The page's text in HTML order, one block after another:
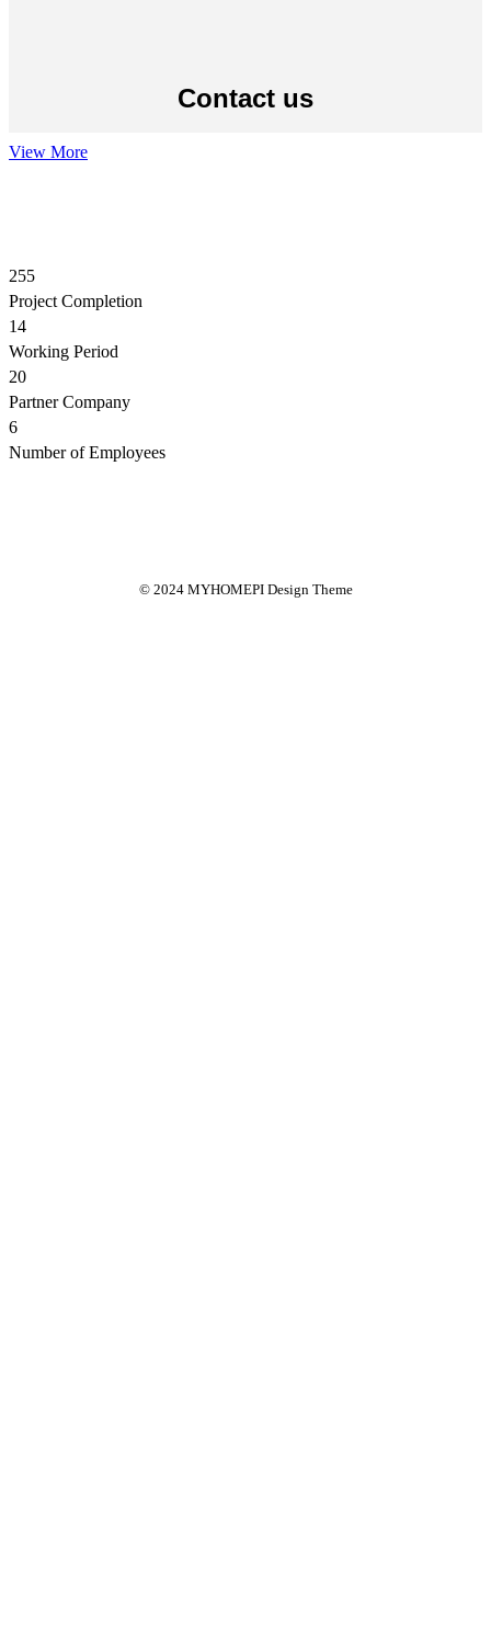
Contact us
View More
255
Project Completion
14
Working Period
20
Partner Company
6
Number of Employees
© 2024 MYHOMEPI Design Theme